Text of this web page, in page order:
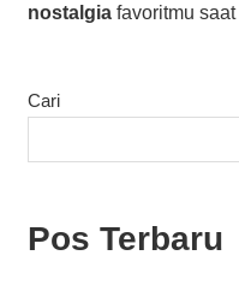
nostalgiafavoritmu saat
Cari
Pos Terbaru